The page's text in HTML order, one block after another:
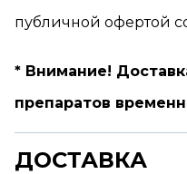
публичной офертой
* Внимание!
препаратов
ДОСТАВКА